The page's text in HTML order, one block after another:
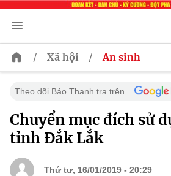
/ Xã hội / An sinh
Theo dõi Báo Thanh tra trên
Chuyển mục đích sử
tỉnh Đắk Lắk
Thứ tư, 16/01/2019 - 20:29